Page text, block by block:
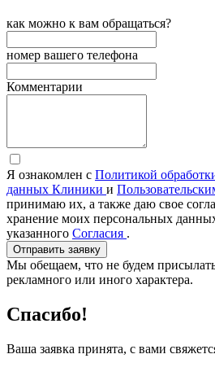
как можно к вам обращаться?
номер вашего телефона
Комментарии
Я ознакомлен с Политикой
данных Клиники и
принимаю их, а также даю свое
хранение моих персональных
указанного Согласия .
Отправить заявку
Мы обещаем, что не будем
рекламного или иного характера.
Спасибо!
Ваша заявка принята, с вами